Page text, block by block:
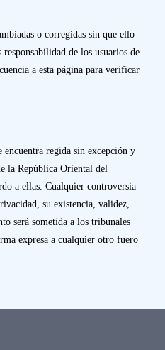
o corregidas sin que ello
de los usuarios de
a esta página para verificar
regida sin excepción y
la República Oriental del
a ellas. Cualquier controversia
su existencia, validez,
será sometida a los tribunales
expresa a cualquier otro fuero